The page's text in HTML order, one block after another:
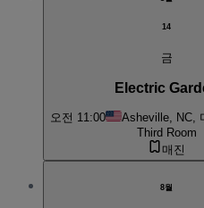
14
금
Electric
오전 11:00 Asheville, NC,
Third Room
매진
8월